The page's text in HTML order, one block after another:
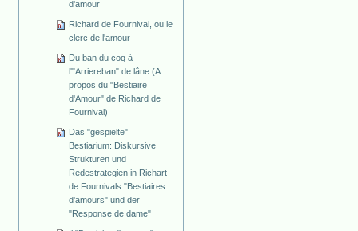
d'amour
Richard de Fournival, ou le
clerc de l'amour
Du ban du coq à
l'"Arriereban" de lâne (A
propos du "Bestiaire
d'Amour" de Richard de
Fournival)
Das "gespielte"
Bestiarium: Diskursive
Strukturen und
Redestrategien in Richart
de Fournivals "Bestiaires
d'amours" und der
"Response de dame"